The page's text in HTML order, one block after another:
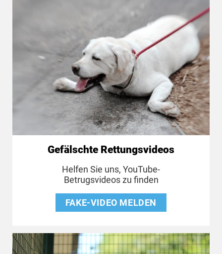
Gefälschte Rettungsvideos
Helfen Sie uns, YouTube-
Betrugsvideos zu finden
FAKE-VIDEO MELDEN